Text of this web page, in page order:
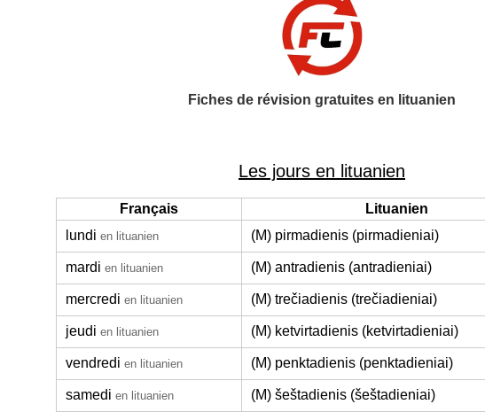
Fiches de révision gratuites en lituanien
Les jours en lituanien
Français
Lituanien
lundi en lituanien (M) pirmadienis (pirmadieniai)
mardi en lituanien (M) antradienis (antradieniai)
mercredi en lituanien (M) trečiadienis (trečiadieniai)
jeudi en lituanien (M) ketvirtadienis (ketvirtadieniai)
vendredi en lituanien (M) penktadienis (penktadieniai)
samedi en lituanien (M) šeštadienis (šeštadieniai)